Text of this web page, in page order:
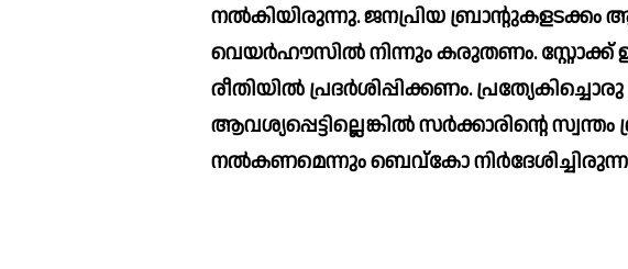
നല്‍കിയിരുന്നു. ജനപ്രിയ ബ്രാന്റുകളടക്കം
വെയര്‍ഹൗസില്‍ നിന്നും കരുതണം.
രീതിയില്‍ പ്രദര്‍ശിപ്പിക്കണം.
ആവശ്യപ്പെട്ടില്ലെങ്കില്‍ സര്‍ക്കാരിന്റെ
നല്‍കണമെന്നും ബെവ്‌കോ